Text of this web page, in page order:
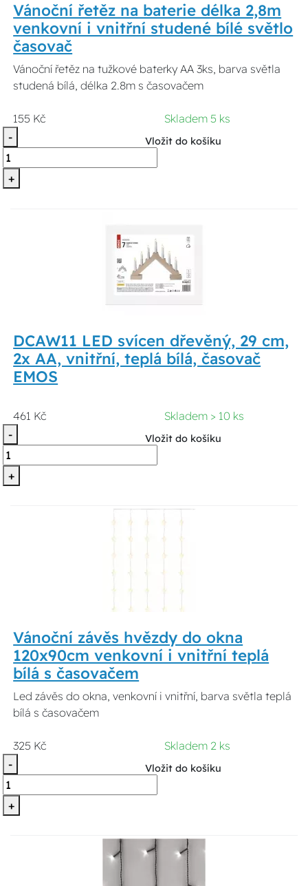
Vánoční řetěz na baterie délka 2,8m
venkovní i vnitřní studené bílé světlo
časovač
Vánoční řetěz na tužkové baterky AA 3ks, barva světla
studená bílá, délka 2.8m s časovačem
155 Kč
Skladem 5 ks
-
+
Vložit do košíku
DCAW11 LED svícen dřevěný, 29 cm,
2x AA, vnitřní, teplá bílá, časovač
EMOS
461 Kč
Skladem > 10 ks
-
+
Vložit do košíku
Vánoční závěs hvězdy do okna
120x90cm venkovní i vnitřní teplá
bílá s časovačem
Led závěs do okna, venkovní i vnitřní, barva světla teplá
bílá s časovačem
325 Kč
Skladem 2 ks
-
+
Vložit do košíku